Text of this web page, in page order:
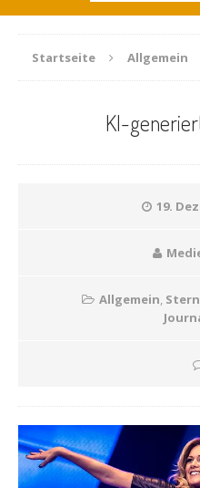
Startseite Allgemein
KI-
19.
Allgemein,